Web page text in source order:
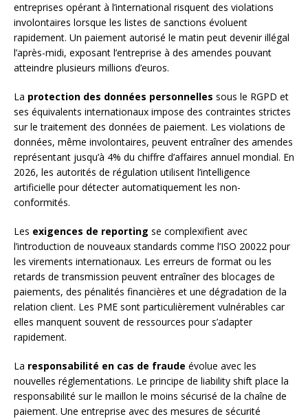
entreprises opérant à l’international risquent des violations
involontaires lorsque les listes de sanctions évoluent
rapidement. Un paiement autorisé le matin peut devenir illégal
l’après-midi, exposant l’entreprise à des amendes pouvant
atteindre plusieurs millions d’euros.
La protection des données personnelles sous le RGPD et
ses équivalents internationaux impose des contraintes strictes
sur le traitement des données de paiement. Les violations de
données, même involontaires, peuvent entraîner des amendes
représentant jusqu’à 4% du chiffre d’affaires annuel mondial. En
2026, les autorités de régulation utilisent l’intelligence
artificielle pour détecter automatiquement les non-
conformités.
Les exigences de reporting se complexifient avec
l’introduction de nouveaux standards comme l’ISO 20022 pour
les virements internationaux. Les erreurs de format ou les
retards de transmission peuvent entraîner des blocages de
paiements, des pénalités financières et une dégradation de la
relation client. Les PME sont particulièrement vulnérables car
elles manquent souvent de ressources pour s’adapter
rapidement.
La responsabilité en cas de fraude évolue avec les
nouvelles réglementations. Le principe de liability shift place la
responsabilité sur le maillon le moins sécurisé de la chaîne de
paiement. Une entreprise avec des mesures de sécurité